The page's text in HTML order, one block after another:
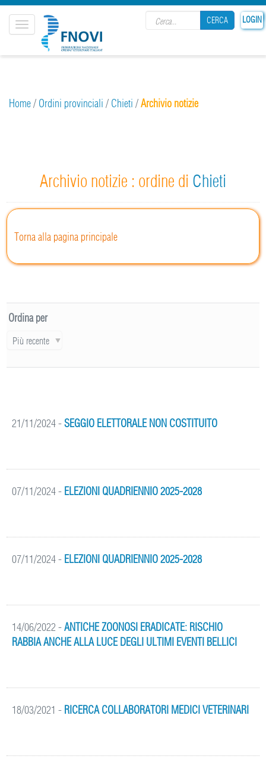
LOGIN
CERCA
Toggle
navigation
Home/ Ordini provinciali / Chieti /Archivio notizie
Archivio notizie : ordine di Chieti
Torna alla pagina principale
Ordina per
Più recente
21/11/2024-SEGGIO ELETTORALE NON COSTITUITO
07/11/2024- ELEZIONI QUADRIENNIO 2025-2028
07/11/2024- ELEZIONI QUADRIENNIO 2025-2028
14/06/2022 -ANTICHE ZOONOSI ERADICATE: RISCHIO
RABBIA ANCHE ALLA LUCE DEGLI ULTIMI EVENTI BELLICI
18/03/2021 - RICERCA COLLABORATORI MEDICI VETERINARI